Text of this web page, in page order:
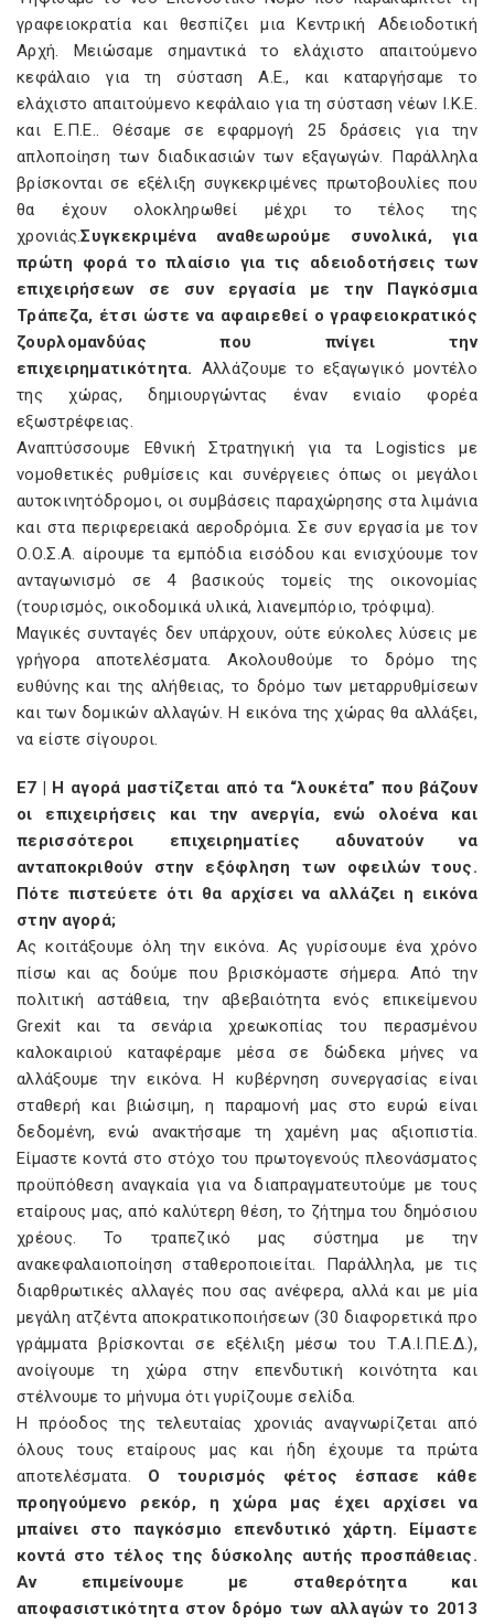
γραφειοκρατία και θεσπίζει μια Κεντρική Αδειοδοτική
Αρχή. Μειώσαμε σημαντικά το ελάχιστο απαιτούμενο
κεφάλαιο για τη σύσταση Α.Ε., και καταργήσαμε το
ελάχιστο απαιτούμενο κεφάλαιο για τη σύσταση νέων Ι.Κ.Ε.
και Ε.Π.Ε.. Θέσαμε σε εφαρμογή 25 δράσεις για την
απλοποίηση των διαδικασιών των εξαγωγών. Παράλληλα
βρίσκονται σε εξέλιξη συγκεκριμένες πρωτοβουλίες που
θα έχουν ολοκληρωθεί μέχρι το τέλος της
χρονιάς.Συγκεκριμένα αναθεωρούμε συνολικά, για
πρώτη φορά το πλαίσιο για τις αδειοδοτήσεις των
επιχειρήσεων σε συν εργασία με την Παγκόσμια
Τράπεζα, έτσι ώστε να αφαιρεθεί ο γραφειοκρατικός
ζουρλομανδύας που πνίγει την
επιχειρηματικότητα. Αλλάζουμε το εξαγωγικό μοντέλο
της χώρας, δημιουργώντας έναν ενιαίο φορέα
εξωστρέφειας.
Αναπτύσσουμε Εθνική Στρατηγική για τα Logistics με
νομοθετικές ρυθμίσεις και συνέργειες όπως οι μεγάλοι
αυτοκινητόδρομοι, οι συμβάσεις παραχώρησης στα λιμάνια
και στα περιφερειακά αεροδρόμια. Σε συν εργασία με τον
Ο.Ο.Σ.Α. αίρουμε τα εμπόδια εισόδου και ενισχύουμε τον
ανταγωνισμό σε 4 βασικούς τομείς της οικονομίας
(τουρισμός, οικοδομικά υλικά, λιανεμπόριο, τρόφιμα).
Μαγικές συνταγές δεν υπάρχουν, ούτε εύκολες λύσεις με
γρήγορα αποτελέσματα. Ακολουθούμε το δρόμο της
ευθύνης και της αλήθειας, το δρόμο των μεταρρυθμίσεων
και των δομικών αλλαγών. Η εικόνα της χώρας θα αλλάξει,
να είστε σίγουροι.
E7 | Η αγορά μαστίζεται από τα “λουκέτα” που βάζουν
οι επιχειρήσεις και την ανεργία, ενώ ολοένα και
περισσότεροι επιχειρηματίες αδυνατούν να
ανταποκριθούν στην εξόφληση των οφειλών τους.
Πότε πιστεύετε ότι θα αρχίσει να αλλάζει η εικόνα
στην αγορά;
Ας κοιτάξουμε όλη την εικόνα. Ας γυρίσουμε ένα χρόνο
πίσω και ας δούμε που βρισκόμαστε σήμερα. Από την
πολιτική αστάθεια, την αβεβαιότητα ενός επικείμενου
Grexit και τα σενάρια χρεωκοπίας του περασμένου
καλοκαιριού καταφέραμε μέσα σε δώδεκα μήνες να
αλλάξουμε την εικόνα. Η κυβέρνηση συνεργασίας είναι
σταθερή και βιώσιμη, η παραμονή μας στο ευρώ είναι
δεδομένη, ενώ ανακτήσαμε τη χαμένη μας αξιοπιστία.
Είμαστε κοντά στο στόχο του πρωτογενούς πλεονάσματος
προϋπόθεση αναγκαία για να διαπραγματευτούμε με τους
εταίρους μας, από καλύτερη θέση, το ζήτημα του δημόσιου
χρέους. Το τραπεζικό μας σύστημα με την
ανακεφαλαιοποίηση σταθεροποιείται. Παράλληλα, με τις
διαρθρωτικές αλλαγές που σας ανέφερα, αλλά και με μία
μεγάλη ατζέντα αποκρατικοποιήσεων (30 διαφορετικά προ
γράμματα βρίσκονται σε εξέλιξη μέσω του Τ.Α.Ι.Π.Ε.Δ.),
ανοίγουμε τη χώρα στην επενδυτική κοινότητα και
στέλνουμε το μήνυμα ότι γυρίζουμε σελίδα.
Η πρόοδος της τελευταίας χρονιάς αναγνωρίζεται από
όλους τους εταίρους μας και ήδη έχουμε τα πρώτα
αποτελέσματα.
Ο τουρισμός φέτος έσπασε κάθε
προηγούμενο ρεκόρ, η χώρα μας έχει αρχίσει να
μπαίνει στο παγκόσμιο επενδυτικό χάρτη. Είμαστε
κοντά στο τέλος της δύσκολης αυτής προσπάθειας.
Αν επιμείνουμε με σταθερότητα και
αποφασιστικότητα στον δρόμο των αλλαγών το 2013